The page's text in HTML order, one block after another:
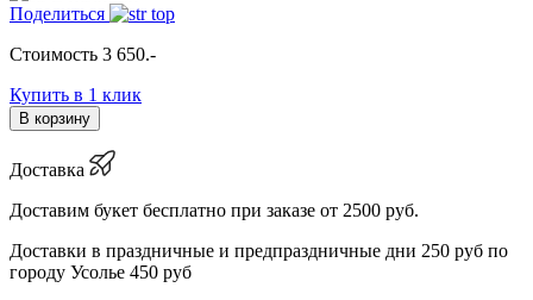
Поделиться
Стоимость 3 650.-
Купить в 1 клик
В корзину
Доставка
Доставим букет бесплатно при заказе от 2500 руб.
Доставки в праздничные и предпраздничные дни 250 руб по
городу Усолье 450 руб